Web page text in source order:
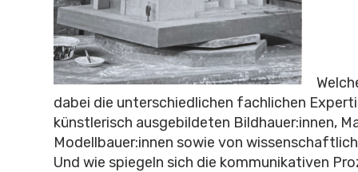
dabei die unterschiedlichen fachlichen
künstlerisch ausgebildeten Bildhauer:innen,
Modellbauer:innen sowie von
Und wie spiegeln sich die kommunikativen